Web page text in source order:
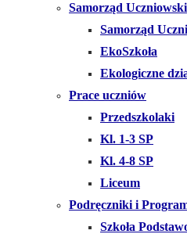
Samorząd Uczniowski
Samorząd
EkoSzkoła
Ekologiczne
Prace uczniów
Przedszkolaki
Kl. 1-3 SP
Kl. 4-8 SP
Liceum
Podręczniki i
Szkoła